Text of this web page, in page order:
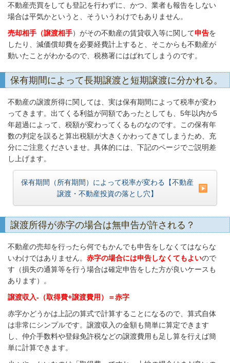
不動産売買をしても登記を行わずに、かつ、業者も報告をしない
場合は平気かというと、そういうわけでもありません。
売却相手（譲渡相手）がその不動産の賃貸収入等に関して申告を
したり、減価償却費を必要経費計上すると、そこからも不動産が
動いたことがわかるので、税務署にはばれてしまうのです。
保有期間によって長期譲渡と短期譲渡に分かれる。
不動産の譲渡所得に関しては、実は保有期間によって税率が変わ
ってきます。出てくる利益が同額であったとしても、5年以内か5
年超過によって、税額が変わってくるものなのです。この保有年
数の判定を誤ると算出税額が大きくかわってきてしまうため、充
分にご注意くださいませ。具体的には、下記のページでご説明差
し上げます。
保有期間（所有期間）によって税率が変わる【不動産
譲渡・不動産投資の落とし穴】
譲渡所得が赤字の場合は無申告が許される？
不動産の売却を行ったら何でもかんでも申告をしなくてはならな
いわけではありません。 赤字の場合には申告しなくてもよいので
す（損失の通算等を行う場合は確定申告をした方が良いケースも
あります）。
譲渡収入-（取得費+譲渡費用）＝赤字
赤字かどうかは上記の算式で計算することになるので、算式自体
は非常にシンプルです。譲渡収入の金額も簡単に算定できます
し、仲介手数料や登録免許税などの譲渡費用も足し算を行えば簡
単に計算できます。